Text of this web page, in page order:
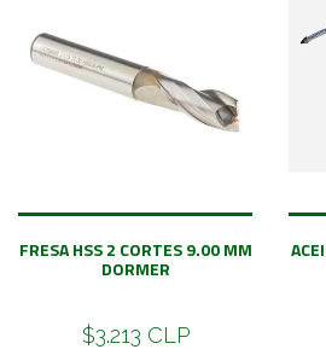
FRESA HSS 2 CORTES 9.00 MM
DORMER
$3.213 CLP